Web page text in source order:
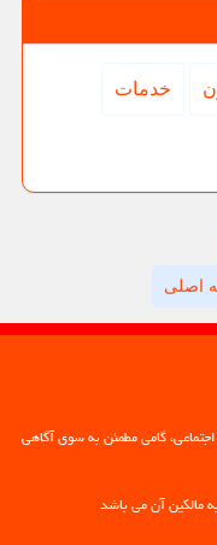
خدمات
اصلی